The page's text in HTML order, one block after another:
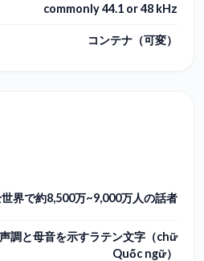
commonly 44.1 or 48 kHz
コンテナ（可変）
界で約8,500万~9,000万人の話者
調と母音を示すラテン文字（chữ
Quốc ngữ）